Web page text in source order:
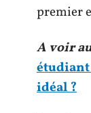
premier
A voir
étudiant
idéal ?